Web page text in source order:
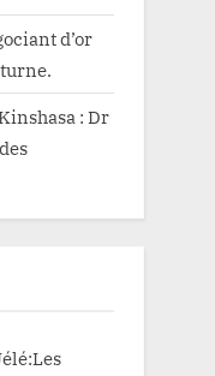
d’or
: Dr